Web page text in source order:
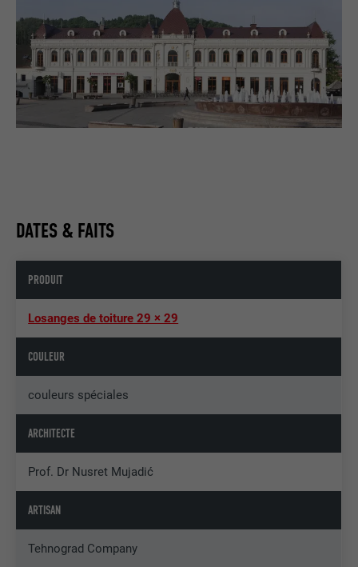
DATES & FAITS
PRODUIT
Losanges de toiture 29 × 29
COULEUR
couleurs spéciales
ARCHITECTE
Prof. Dr Nusret Mujadić
ARTISAN
Tehnograd Company